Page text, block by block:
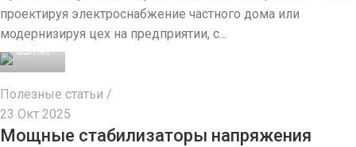
проектируя электроснабжение частного дома или
модернизируя цех на предприятии, с...
admin
Полезные статьи
23 Окт 2025
Мощные стабилизаторы напряжения